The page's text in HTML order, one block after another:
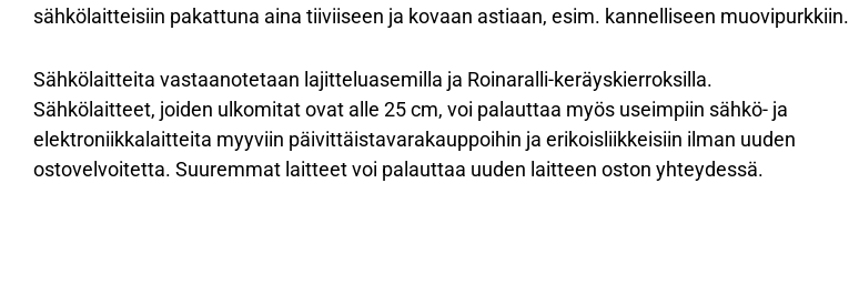
sähkölaitteisiin pakattuna aina tiiviiseen ja kovaan astiaan, esim. kannelliseen muovipurkkiin.
Sähkölaitteita vastaanotetaan lajitteluasemilla ja Roinaralli-keräyskierroksilla.
Sähkölaitteet, joiden ulkomitat ovat alle 25 cm, voi palauttaa myös useimpiin sähkö- ja
elektroniikkalaitteita myyviin päivittäistavarakauppoihin ja erikoisliikkeisiin ilman uuden
ostovelvoitetta. Suuremmat laitteet voi palauttaa uuden laitteen oston yhteydessä.